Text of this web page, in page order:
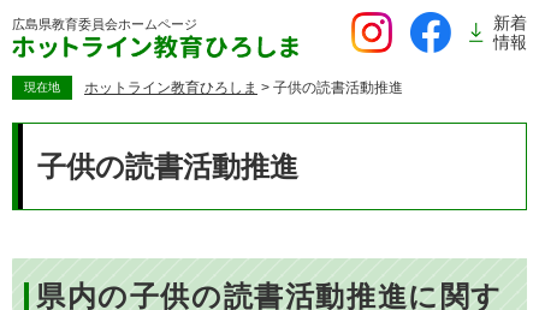
ー
広島県教育委員会ホームページ
新着
情報
現在地 ホットライン教育ひろしま > 子供の読書活動推進
子供の読書活動推進
県内の子供の読書活動推進に関す